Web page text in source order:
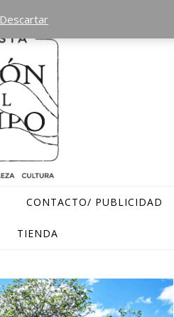
CONTACTO/ PUBLICIDAD
TIENDA
Descartar